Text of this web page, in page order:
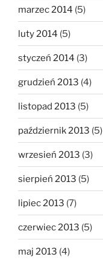
marzec 2014 (5)
luty 2014 (5)
styczeń 2014 (3)
grudzień 2013 (4)
listopad 2013 (5)
październik 2013 (5)
wrzesień 2013 (3)
sierpień 2013 (5)
lipiec 2013 (7)
czerwiec 2013 (5)
maj 2013 (4)